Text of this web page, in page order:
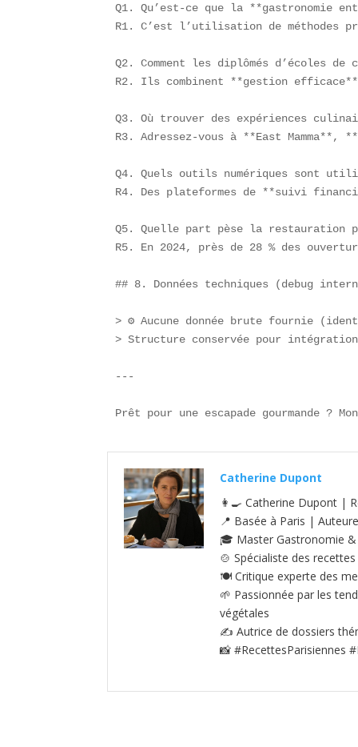
Q1. Qu’est-ce que la
R1. C’est l’utilisation de méthodes
Q2. Comment les diplômés d’écoles
R2. Ils combinent **gestion
Q3. Où trouver des expériences
R3. Adressez-vous à **East
Q4. Quels outils numériques sont
R4. Des plateformes de **suivi
Q5. Quelle part pèse la restauration
R5. En 2024, près de 28 % des
## 8. Données techniques (debug
> ⚙️ Aucune donnée brute fournie
> Structure conservée pour
---
Prêt pour une escapade gourmande
Catherine Dupont
👩‍🍳 Catherine Dupont |
📍 Basée à Paris |
🎓 Master Gastronomie
🍲 Spécialiste des
🍽️ Critique experte des
🌱 Passionnée par les
végétales
✍️ Autrice de dossiers
📸 #RecettesParisiennes